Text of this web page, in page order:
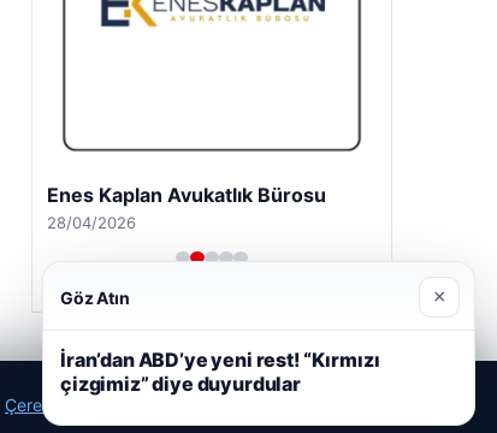
Enes Kaplan Avukatlık Bürosu
28/04/2026
Çerez Politikamız
Göz Atın ×
İran’dan ABD’ye yeni rest! “Kırmızı
çizgimiz” diye duyurdular